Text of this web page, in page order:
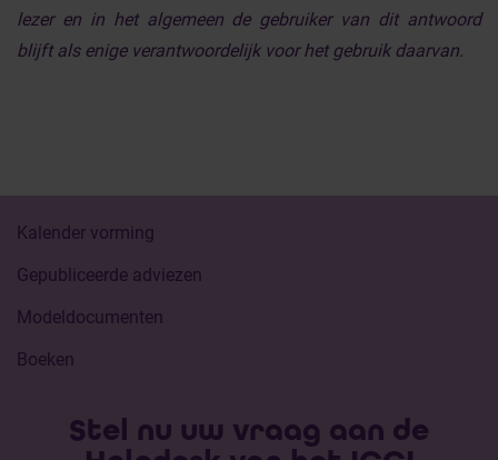
lezer en in het algemeen de gebruiker van dit antwoord
blijft als enige verantwoordelijk voor het gebruik daarvan.
Kalender vorming
Gepubliceerde adviezen
Modeldocumenten
Boeken
Stel nu uw vraag aan de